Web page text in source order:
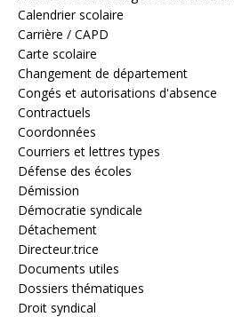
Calendrier scolaire
Carrière / CAPD
Carte scolaire
Changement de département
Congés et autorisations d'absence
Contractuels
Coordonnées
Courriers et lettres types
Défense des écoles
Démission
Démocratie syndicale
Détachement
Directeur.trice
Documents utiles
Dossiers thématiques
Droit syndical